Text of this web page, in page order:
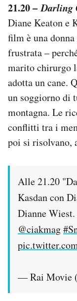
21.20 –Darling
Diane Keaton e
film è una
frustrata –
marito chirurgo
adotta un cane.
un soggiorno di
montagna. Le
conflitti tra i
poi si risolvano,
Alle 21.20
Kasdan con
Dianne
@ciakmag
— Rai Movie